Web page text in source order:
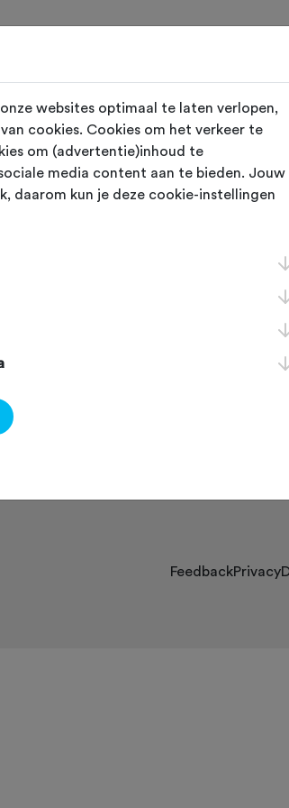
nummer "105120" is niet
Over Fietssport
FeedbackPrivacy
websites optimaal te laten verlopen,
cookies. Cookies om het verkeer te
om (advertentie)inhoud te
media content aan te bieden. Jouw
daarom kun je deze cookie-instellingen